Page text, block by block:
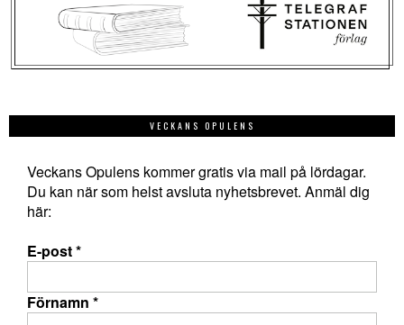
VECKANS OPULENS
Veckans Opulens kommer gratis via mail på lördagar.
Du kan när som helst avsluta nyhetsbrevet. Anmäl dig
här:
E-post*
Förnamn *